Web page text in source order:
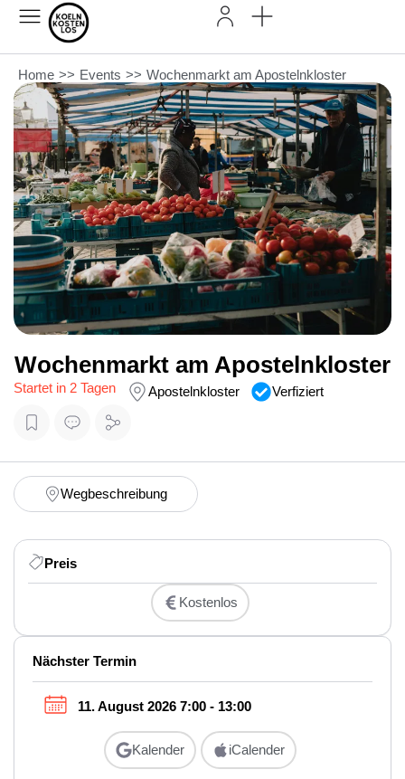
Home >> Events >> Wochenmarkt am Apostelnkloster
Wochenmarkt am Apostelnkloster
Startet in 2 Tagen Apostelnkloster Verfiziert
Wegbeschreibung
Preis
Kostenlos
Nächster Termin
11. August 2026 7:00 - 13:00
Kalender iCalender